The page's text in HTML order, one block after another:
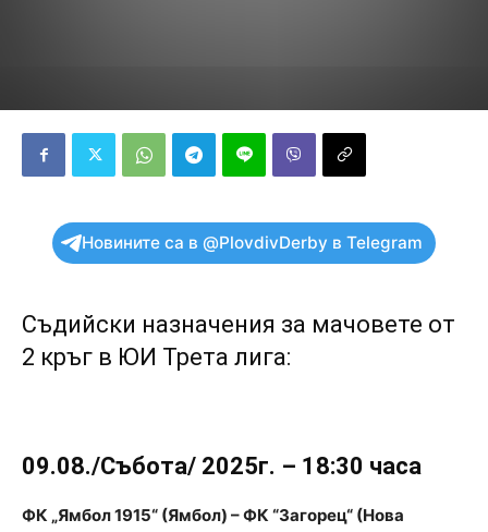
Новините са в @PlovdivDerby в Telegram
Съдийски назначения за мачовете от
2 кръг в ЮИ Трета лига:
09.08./Събота/ 2025г. – 18:30 часа
ФК „Ямбол 1915“ (Ямбол) – ФК “Загорец“ (Нова